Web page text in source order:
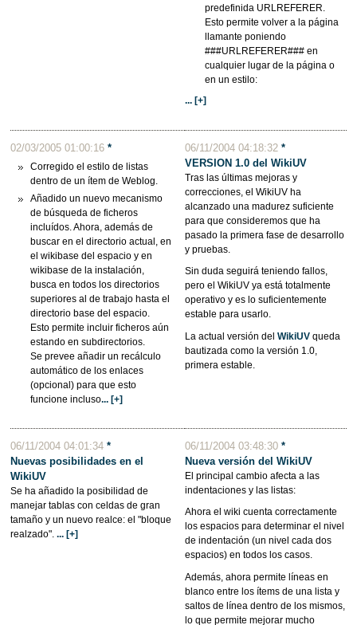
predefinida URLREFERER.
Esto permite volver a la página
llamante poniendo
###URLREFERER### en
cualquier lugar de la página o
en un estilo:
... [+]
02/03/2005 01:00:16 *
Corregido el estilo de listas
dentro de un ítem de Weblog.
Añadido un nuevo mecanismo
de búsqueda de ficheros
incluídos. Ahora, además de
buscar en el directorio actual, en
el wikibase del espacio y en
wikibase de la instalación,
busca en todos los directorios
superiores al de trabajo hasta el
directorio base del espacio.
Esto permite incluir ficheros aún
estando en subdirectorios.
Se prevee añadir un recálculo
automático de los enlaces
(opcional) para que esto
funcione incluso... [+]
06/11/2004 04:18:32*
VERSION 1.0 del WikiUV
Tras las últimas mejoras y
correcciones, el WikiUV ha
alcanzado una madurez suficiente
para que consideremos que ha
pasado la primera fase de desarrollo
y pruebas.
Sin duda seguirá teniendo fallos,
pero el WikiUV ya está totalmente
operativo y es lo suficientemente
estable para usarlo.
La actual versión delWikiUV queda
bautizada como la versión 1.0,
primera estable.
06/11/2004 04:01:34 *
Nuevas posibilidades en el
WikiUV
Se ha añadido la posibilidad de
manejar tablas con celdas de gran
tamaño y un nuevo realce: el "bloque
realzado". ... [+]
06/11/2004 03:48:30*
Nueva versión del WikiUV
El principal cambio afecta a las
indentaciones y las listas:
Ahora el wiki cuenta correctamente
los espacios para determinar el nivel
de indentación (un nivel cada dos
espacios) en todos los casos.
Además, ahora permite líneas en
blanco entre los ítems de una lista y
saltos de línea dentro de los mismos,
lo que permite mejorar mucho